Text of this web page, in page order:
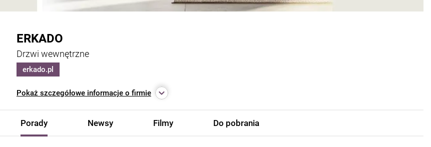
ERKADO
Drzwi wewnętrzne
erkado.pl
Pokaż szczegółowe informacje o firmie
Porady Newsy Filmy Do pobrania